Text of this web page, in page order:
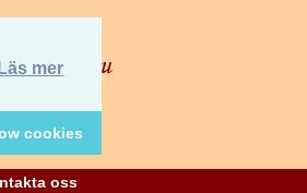
Läs mer
cookies
oss